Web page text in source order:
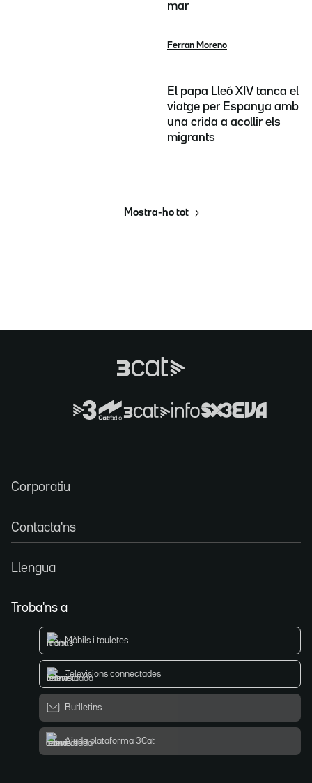
mar
Ferran Moreno
El papa Lleó XIV tanca el
viatge per Espanya amb
una crida a acollir els
migrants
Mostra-ho tot
Corporatiu
Contacta'ns
Llengua
Troba'ns a
Mòbils i tauletes
Televisions connectades
Butlletins
Ajuda plataforma 3Cat